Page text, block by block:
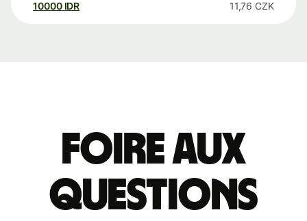
10000 IDR 11,76 CZK
Foire aux
questions